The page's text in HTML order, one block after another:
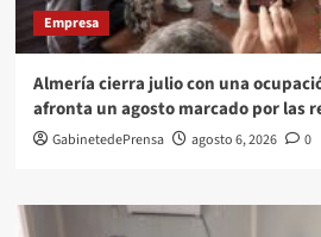
Empresa
Almería cierra julio con una
afronta un agosto marcado por las
GabinetedePrensa agosto 6, 2026 0